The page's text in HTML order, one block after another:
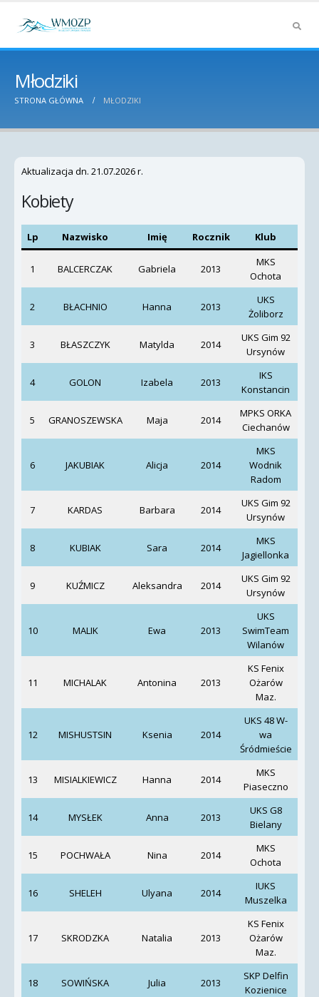
Młodziki
STRONA GŁÓWNA MŁODZIKI
Aktualizacja dn. 21.07.2026 r.
Kobiety
Lp Nazwisko Imię Rocznik Klub
1 BALCERCZAK Gabriela 2013
MKS
Ochota
2 BŁACHNIO Hanna 2013
UKS
Żoliborz
3 BŁASZCZYK Matylda 2014
UKS Gim 92
Ursynów
4 GOLON Izabela 2013
IKS
Konstancin
5 GRANOSZEWSKA Maja 2014
MPKS ORKA
Ciechanów
6 JAKUBIAK Alicja 2014
MKS
Wodnik
Radom
7 KARDAS Barbara 2014
UKS Gim 92
Ursynów
8 KUBIAK Sara 2014
MKS
Jagiellonka
9 KUŹMICZ Aleksandra 2014
UKS Gim 92
Ursynów
10 MALIK Ewa 2013
UKS
SwimTeam
Wilanów
11 MICHALAK Antonina 2013
KS Fenix
Ożarów
Maz.
12 MISHUSTSIN Ksenia 2014
UKS 48 W-
wa
Śródmieście
13 MISIALKIEWICZ Hanna 2014
MKS
Piaseczno
14 MYSŁEK Anna 2013
UKS G8
Bielany
15 POCHWAŁA Nina 2014
MKS
Ochota
16 SHELEH Ulyana 2014
IUKS
Muszelka
17 SKRODZKA Natalia 2013
KS Fenix
Ożarów
Maz.
18 SOWIŃSKA Julia 2013
SKP Delfin
Kozienice